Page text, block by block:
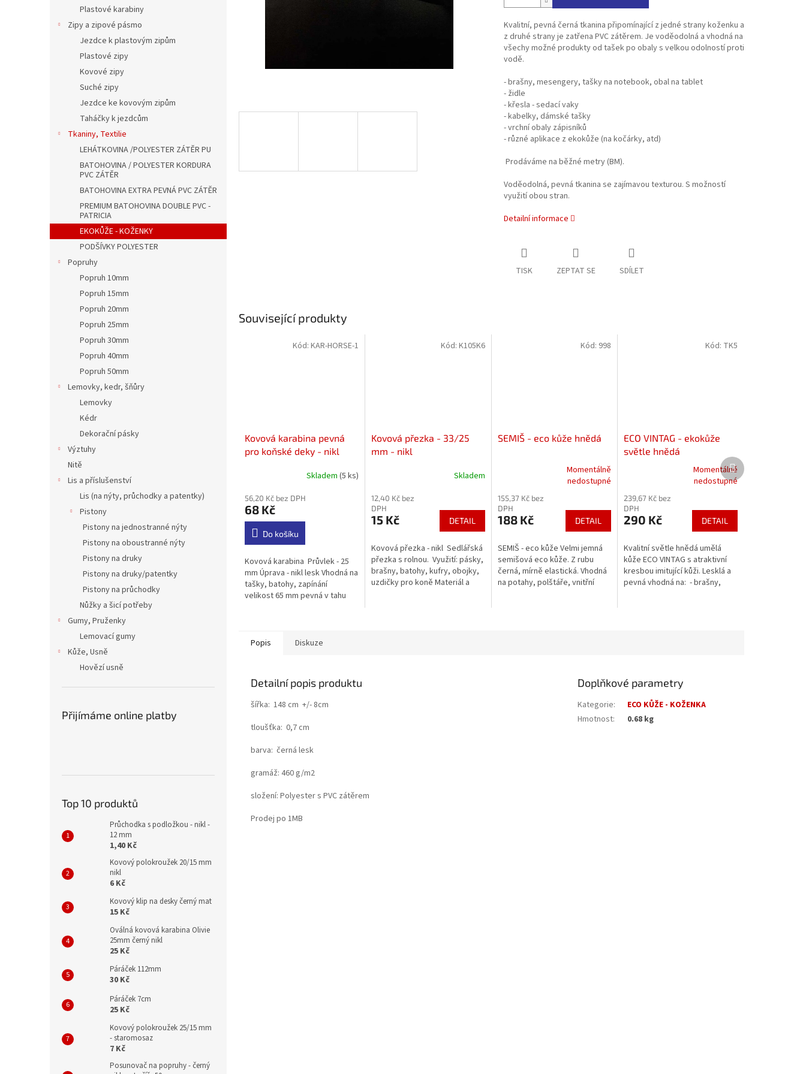
Plastové karabiny
Zipy a zipové pásmo
Jezdce k plastovým zipům
Plastové zipy
Kovové zipy
Suché zipy
Jezdce ke kovovým zipům
Taháčky k jezdcům
Tkaniny, Textilie
LEHÁTKOVINA /POLYESTER ZÁTĚR PU
BATOHOVINA / POLYESTER KORDURA
PVC ZÁTĚR
BATOHOVINA EXTRA PEVNÁ PVC ZÁTĚR
PREMIUM BATOHOVINA DOUBLE PVC -
PATRICIA
EKOKŮŽE - KOŽENKY
PODŠÍVKY POLYESTER
Popruhy
Popruh 10mm
Popruh 15mm
Popruh 20mm
Popruh 25mm
Popruh 30mm
Popruh 40mm
Popruh 50mm
Lemovky, kedr, šňůry
Lemovky
Kédr
Dekorační pásky
Výztuhy
Nitě
Lis a příslušenství
Lis (na nýty, průchodky a patentky)
Pistony
Pistony na jednostranné nýty
Pistony na oboustranné nýty
Pistony na druky
Pistony na druky/patentky
Pistony na průchodky
Nůžky a šicí potřeby
Gumy, Pruženky
Lemovací gumy
Kůže, Usně
Hovězí usně
Přijímáme online platby
Top 10 produktů
Průchodka s podložkou - nikl -
12 mm
1,40 Kč
Kovový polokroužek 20/15 mm
nikl
6 Kč
Kovový klip na desky černý mat
15 Kč
Oválná kovová karabina Olivie
25mm černý nikl
25 Kč
Páráček 112mm
30 Kč
Páráček 7cm
25 Kč
Kovový polokroužek 25/15 mm
- staromosaz
7 Kč
Posunovač na popruhy - černý
Kvalitní, pevná černá tkanina připomínající z jedné strany koženku a
z druhé strany je zatřena PVC zátěrem. Je voděodolná a vhodná na
všechy možné produkty od tašek po obaly s velkou odolností proti
vodě.
- brašny, mesengery, tašky na notebook, obal na tablet
- židle
- křesla - sedací vaky
- kabelky, dámské tašky
- vrchní obaly zápisníků
- různé aplikace z ekokůže (na kočárky, atd)
Prodáváme na běžné metry (BM).
Voděodolná, pevná tkanina se zajímavou texturou. S možností
využití obou stran.
Detailní informace
TISK ZEPTAT SE SDÍLET
Související produkty
Kovová karabina pevná
pro koňské deky - nikl
produktu
je
5,0
5
hvězdiček.
Skladem (5 ks)
56,20 Kč bez DPH
68 Kč
Do košíku
Kovová karabina Průvlek - 25
mm Úprava - nikl lesk Vhodná na
tašky, batohy, zapínání
velikost 65 mm pevná v tahu
Kód: KAR-HORSE-1
Kovová přezka - 33/25
mm - nikl
Skladem
12,40 Kč bez
DPH
15 Kč DETAIL
Kovová přezka - nikl Sedlářská
přezka s rolnou. Využití: pásky,
brašny, batohy, kufry, obojky,
uzdičky pro koně Materiál a
Kód: K105K6
SEMIŠ - eco kůže hnědá
produktu
je
3,8
5
hvězdiček.
Momentálně
nedostupné
155,37 Kč bez
DPH
188 Kč DETAIL
SEMIŠ - eco kůže Velmi jemná
semišová eco kůže. Z rubu
černá, mírně elastická. Vhodná
na potahy, polštáře, vnitřní
Kód: 998
ECO VINTAG - ekokůže
světle hnědá
produktu
je
4,5
5
hvězdiček.
Momentálně
nedostupné
239,67 Kč bez
DPH
290 Kč DETAIL
Kvalitní světle hnědá umělá
kůže ECO VINTAG s atraktivní
kresbou imitující kůži. Lesklá a
pevná vhodná na: - brašny,
Kód: TK5
Další
produkt
Popis Diskuze
Detailní popis produktu
šířka: 148 cm +/- 8cm
tloušťka: 0,7 cm
barva: černá lesk
gramáž: 460 g/m2
složení: Polyester s PVC zátěrem
Prodej po 1MB
Doplňkové parametry
Kategorie:
ECO KŮŽE - KOŽENKA
Hmotnost: 0.68 kg